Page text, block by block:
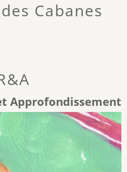
Cabanes
Approfondissement